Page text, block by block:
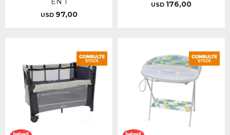
USD 97,00
USD 176,00